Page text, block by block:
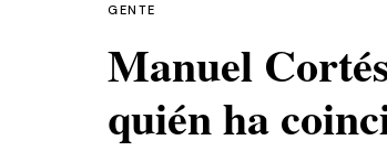
GENTE
Manuel
quién ha